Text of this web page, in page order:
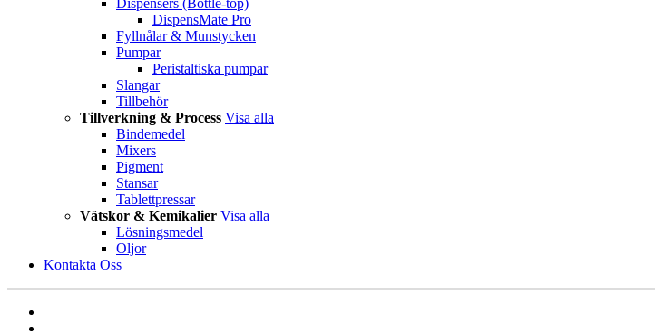
Dispensers (Bottle-top)
DispensMate Pro
Fyllnålar & Munstycken
Pumpar
Peristaltiska pumpar
Slangar
Tillbehör
Tillverkning & Process Visa alla
Bindemedel
Mixers
Pigment
Stansar
Tablettpressar
Vätskor & Kemikalier Visa alla
Lösningsmedel
Oljor
Kontakta Oss